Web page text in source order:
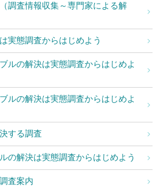
調査情報収集～専門家による解
実態調査からはじめよう
ルの解決は実態調査からはじめよ
ルの解決は実態調査からはじめよ
する調査
の解決は実態調査からはじめよう
査案内